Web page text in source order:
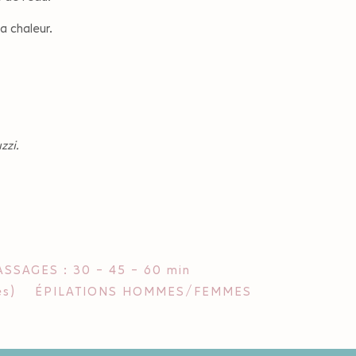
chaleur.
: 30 - 45 - 60 min
ÉPILATIONS HOMMES/FEMMES